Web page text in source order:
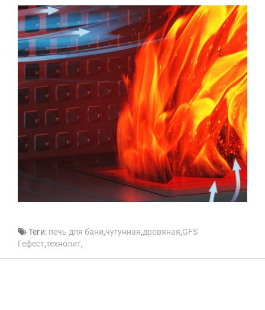
Теги: печь для бани,чугунная,дровяная,GFS
Гефест,технолит,